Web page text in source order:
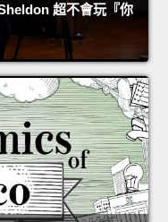
超不會玩『你